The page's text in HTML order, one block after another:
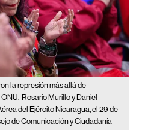
la represión más allá de
Rosario Murillo y Daniel
del Ejército Nicaragua, el 29 de
de Comunicación y Ciudadanía